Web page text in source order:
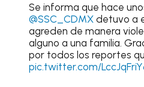
Se informa que hace
@SSC_CDMXdetuvo a
agreden de manera
alguno a una familia.
por todos los reportes
pic.twitter.com/